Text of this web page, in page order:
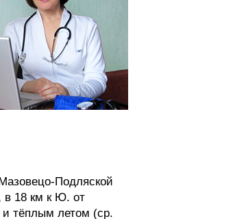
Подляской
в 18 км к Ю. от
и тёплым летом (ср.